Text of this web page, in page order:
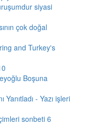
siyasi
çok doğal
and Turkey's
Boşuna
Yanıtladı - Yazı işleri
sonbeti 6